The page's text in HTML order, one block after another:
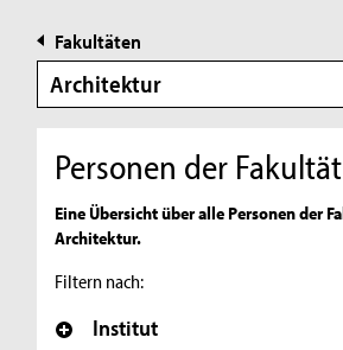
Fakultäten
Architektur
Personen der Fakultät
Eine Übersicht über alle Personen der
Architektur.
Filtern nach:
Institut